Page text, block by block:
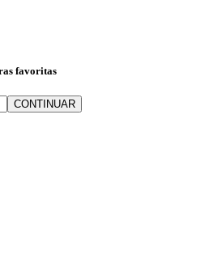
favoritas
CONTINUAR